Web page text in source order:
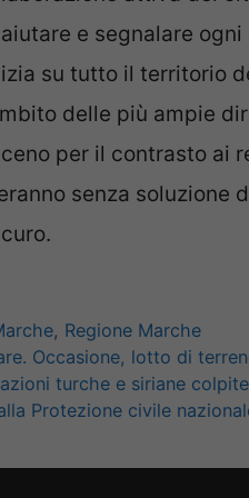
e segnalare
su tutto il territorio
delle più ampie
ceno per il contrasto ai
senza
, Regione Marche
Occasione, lotto di
turche e siriane
Protezione civile